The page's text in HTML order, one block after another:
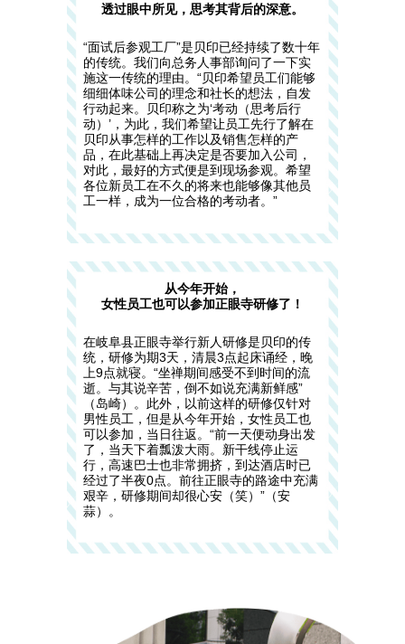
透过眼中所见，思考其背后的深意。
“面试后参观工厂”是贝印已经持续了数十年
的传统。我们向总务人事部询问了一下实
施这一传统的理由。“贝印希望员工们能够
细细体味公司的理念和社长的想法，自发
行动起来。贝印称之为‘考动（思考后行
动）’，为此，我们希望让员工先行了解在
贝印从事怎样的工作以及销售怎样的产
品，在此基础上再决定是否要加入公司，
对此，最好的方式便是到现场参观。希望
各位新员工在不久的将来也能够像其他员
工一样，成为一位合格的考动者。”
从今年开始，
女性员工也可以参加正眼寺研修了！
在岐阜县正眼寺举行新人研修是贝印的传
统，研修为期3天，清晨3点起床诵经，晚
上9点就寝。“坐禅期间感受不到时间的流
逝。与其说辛苦，倒不如说充满新鲜感”
（岛崎）。此外，以前这样的研修仅针对
男性员工，但是从今年开始，女性员工也
可以参加，当日往返。“前一天便动身出发
了，当天下着瓢泼大雨。新干线停止运
行，高速巴士也非常拥挤，到达酒店时已
经过了半夜0点。前往正眼寺的路途中充满
艰辛，研修期间却很心安（笑）”（安
蒜）。